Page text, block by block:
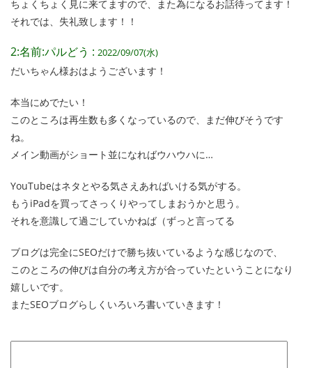
ちょくちょく見に来てますので、また為になるお話待ってます！
それでは、失礼致します！！
2:名前:パルどう : 2022/09/07(水)
だいちゃん様おはようございます！
本当にめでたい！
このところは再生数も多くなっているので、まだ伸びそうです
ね。
メイン動画がショート並になればウハウハに…
YouTubeはネタとやる気さえあればいける気がする。
もうiPadを買ってさっくりやってしまおうかと思う。
それを意識して過ごしていかねば（ずっと言ってる
ブログは完全にSEOだけで勝ち抜いているような感じなので、
このところの伸びは自分の考え方が合っていたということになり
嬉しいです。
またSEOブログらしくいろいろ書いていきます！